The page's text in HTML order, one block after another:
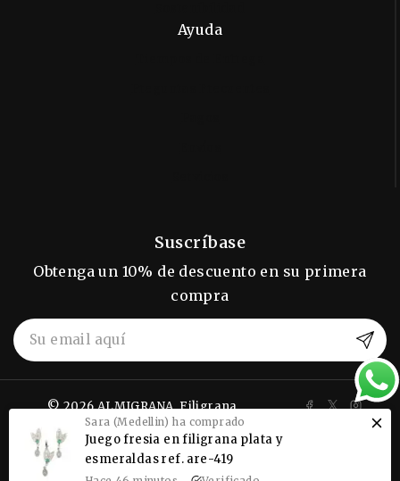
Ayuda
Suscríbase
Obtenga un 10% de descuento en su primera
compra
© 2026 ALMIGRANA, Filigrana
Momposina.
Sara (Medellin) ha comprado
Juego fresia en filigrana plata y
esmeraldas ref. are-419